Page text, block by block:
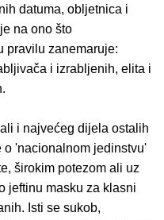
datuma, obljetnica i
na ono što
pravilu zanemaruje:
i izrabljenih, elita i
i najvećeg dijela ostalih
'nacionalnom jedinstvu'
širokim potezom ali uz
jeftinu masku za klasni
Isti se sukob,